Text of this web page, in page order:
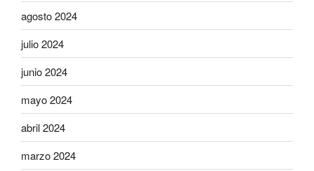
agosto 2024
julio 2024
junio 2024
mayo 2024
abril 2024
marzo 2024